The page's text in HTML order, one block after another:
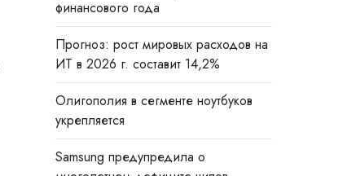
финансового года
Прогноз: рост мировых расходов на
ИТ в 2026 г. составит 14,2%
Олигополия в сегменте ноутбуков
укрепляется
Samsung предупредила о